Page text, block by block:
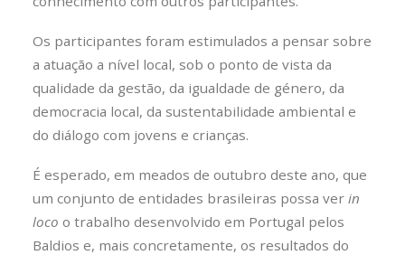
Os participantes foram estimulados a pensar sobre
a atuação a nível local, sob o ponto de vista da
qualidade da gestão, da igualdade de género, da
democracia local, da sustentabilidade ambiental e
do diálogo com jovens e crianças.
É esperado, em meados de outubro deste ano, que
um conjunto de entidades brasileiras possa ver in
loco o trabalho desenvolvido em Portugal pelos
Baldios e, mais concretamente, os resultados do